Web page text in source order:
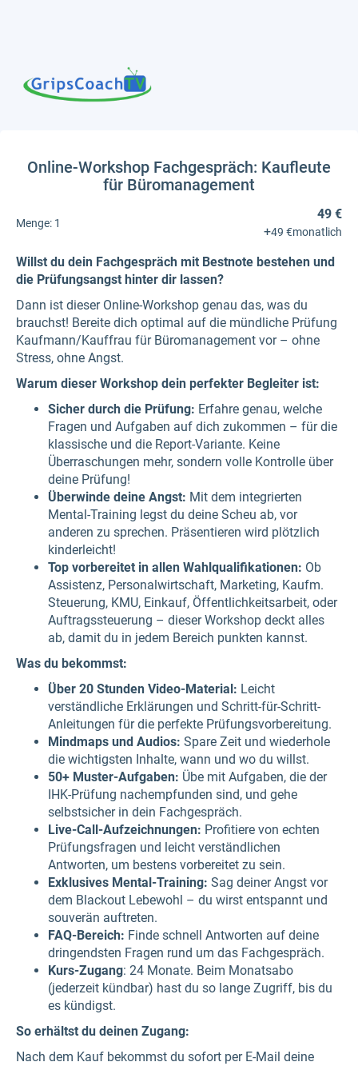
Online-Workshop Fachgespräch: Kaufleute
für Büromanagement
Menge: 1
49 €
+49 €monatlich
Willst du dein Fachgespräch mit Bestnote bestehen und
die Prüfungsangst hinter dir lassen?
Dann ist dieser Online-Workshop genau das, was du
brauchst! Bereite dich optimal auf die mündliche Prüfung
Kaufmann/Kauffrau für Büromanagement vor – ohne
Stress, ohne Angst.
Warum dieser Workshop dein perfekter Begleiter ist:
Sicher durch die Prüfung: Erfahre genau, welche
Fragen und Aufgaben auf dich zukommen – für die
klassische und die Report-Variante. Keine
Überraschungen mehr, sondern volle Kontrolle über
deine Prüfung!
Überwinde deine Angst: Mit dem integrierten
Mental-Training legst du deine Scheu ab, vor
anderen zu sprechen. Präsentieren wird plötzlich
kinderleicht!
Top vorbereitet in allen Wahlqualifikationen: Ob
Assistenz, Personalwirtschaft, Marketing, Kaufm.
Steuerung, KMU, Einkauf, Öffentlichkeitsarbeit, oder
Auftragssteuerung – dieser Workshop deckt alles
ab, damit du in jedem Bereich punkten kannst.
Was du bekommst:
Über 20 Stunden Video-Material: Leicht
verständliche Erklärungen und Schritt-für-Schritt-
Anleitungen für die perfekte Prüfungsvorbereitung.
Mindmaps und Audios: Spare Zeit und wiederhole
die wichtigsten Inhalte, wann und wo du willst.
50+ Muster-Aufgaben: Übe mit Aufgaben, die der
IHK-Prüfung nachempfunden sind, und gehe
selbstsicher in dein Fachgespräch.
Live-Call-Aufzeichnungen: Profitiere von echten
Prüfungsfragen und leicht verständlichen
Antworten, um bestens vorbereitet zu sein.
Exklusives Mental-Training: Sag deiner Angst vor
dem Blackout Lebewohl – du wirst entspannt und
souverän auftreten.
FAQ-Bereich: Finde schnell Antworten auf deine
dringendsten Fragen rund um das Fachgespräch.
Kurs-Zugang: 24 Monate. Beim Monatsabo
(jederzeit kündbar) hast du so lange Zugriff, bis du
es kündigst.
So erhältst du deinen Zugang:
Nach dem Kauf bekommst du sofort per E-Mail deine